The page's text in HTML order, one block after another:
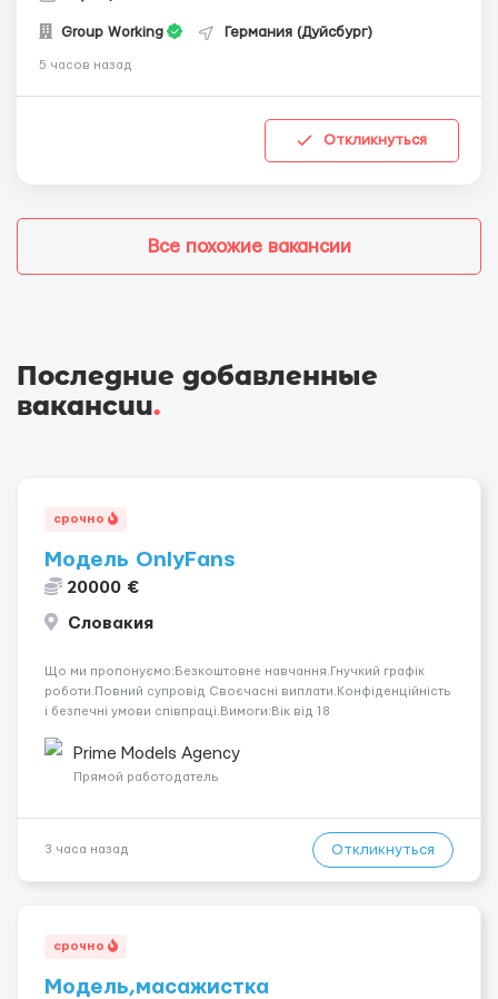
Group Working Германия (Дуйсбург)
5 часов назад
Откликнуться
Все похожие вакансии
Последние добавленные
вакансии.
срочно
Модель OnlyFans
20000 €
Словакия
Що ми пропонуємо:Безкоштовне навчання.Гнучкий графік
роботи.Повний супровід Своєчасні виплати.Конфіденційність
і безпечні умови співпраці.Вимоги:Вік від 18
розвиватися.Досвід не обов’язковий.Якщо вас зацікавила
вакансія — залишайте відгук, і ми зв’яжемося ...
Prime Models Agency
Прямой работодатель
3 часа назад Откликнуться
срочно
Модель,масажистка